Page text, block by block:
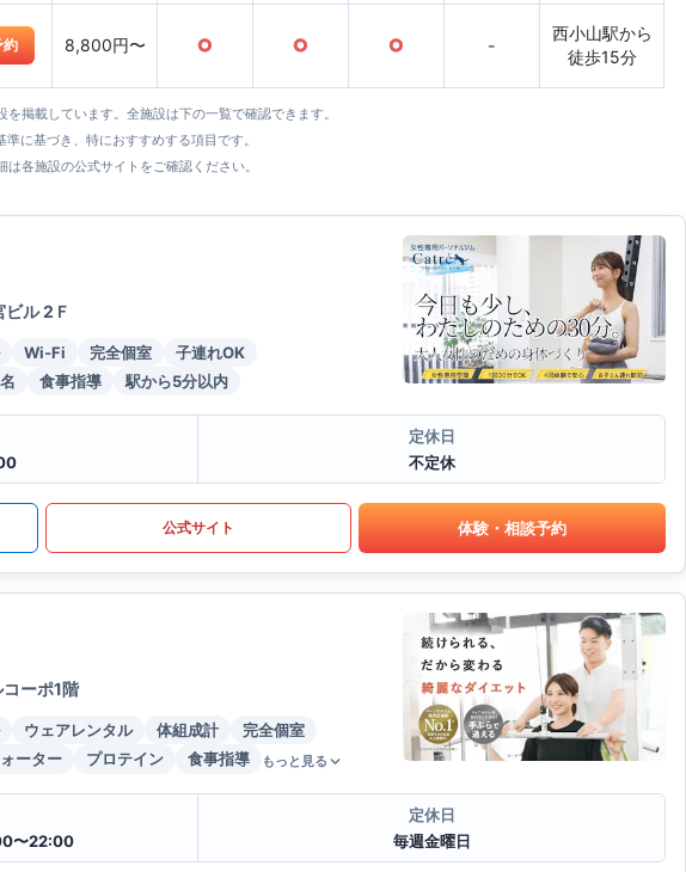
約 8,800円〜 ○ ○ ○ -
西小山駅から
徒歩15分
掲載しています。全施設は下の一覧で確認できます。
に基づき、特におすすめする項目です。
各施設の公式サイトをご確認ください。
ル 2Ｆ
Wi-Fi 完全個室
子連れOK
食事指導 駅から5分以内
定休日
不定休
公式サイト 体験・相談予約
ーポ1階
ウェアレンタル 体組成計
完全個室
ーター プロテイン 食事指導 もっと見る
〜22:00
定休日
毎週金曜日